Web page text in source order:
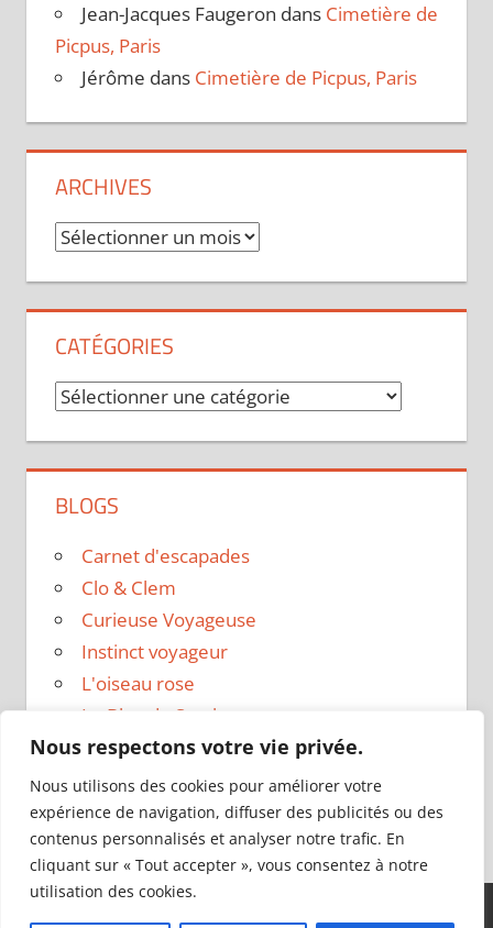
Nous respectons votre vie privée.
Nous utilisons des cookies pour améliorer votre
expérience de navigation, diffuser des publicités ou des
contenus personnalisés et analyser notre trafic. En
cliquant sur « Tout accepter », vous consentez à notre
utilisation des cookies.
Jean-Jacques Faugeron dans Cimetière de
Picpus, Paris
Jérôme dans Cimetière de Picpus, Paris
ARCHIVES
Archives
CATÉGORIES
Catégories
BLOGS
Carnet d'escapades
Clo & Clem
Curieuse Voyageuse
Instinct voyageur
L'oiseau rose
Le Blog de Sarah
Le sac a dos
Madame Oreille
Voyages et Vagabondages